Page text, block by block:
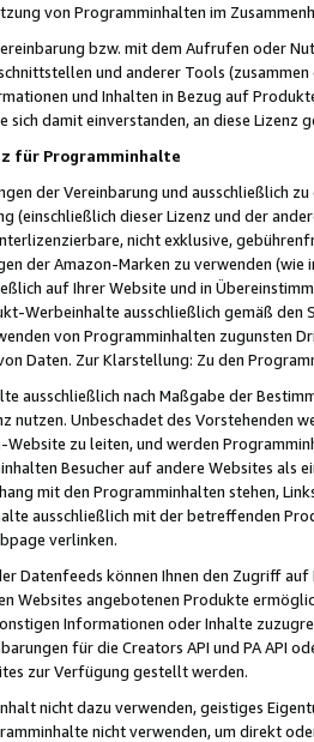
von Programminhalten im
bzw. mit dem Aufrufen oder
und anderer Tools (zusammen
und Inhalten in Bezug auf
sich damit einverstanden, an diese Lizenz
für Programminhalte
der Vereinbarung und ausschließlich
(einschließlich dieser Lizenz und der
nicht exklusive,
der Amazon-Marken zu verwenden
auf Ihrer Website und in
Werbeinhalte ausschließlich gemäß
von Programminhalten zugunsten
Daten. Zur Klarstellung: Zu den
ausschließlich nach Maßgabe der
nutzen. Unbeschadet des Vorstehenden
zu leiten, und werden
Besucher auf andere Websites als
mit den Programminhalten stehen,
ausschließlich mit der betreffenden
verlinken.
Datenfeeds können Ihnen den Zugriff
Websites angebotenen Produkte
Informationen oder Inhalte
für die Creators API und PA API
zur Verfügung gestellt werden.
nicht dazu verwenden, geistiges
nicht verwenden, um direkt